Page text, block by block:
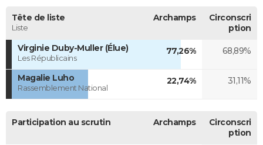
Tête de liste
Liste
Archamps
Circonscri
ption
Virginie Duby-Muller (Élue)
Les Républicains
77,26% 68,89%
Magalie Luho
Rassemblement National
22,74% 31,11%
Participation au scrutin Archamps
Circonscri
ption